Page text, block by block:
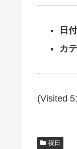
日
カ
(Visited
祝日